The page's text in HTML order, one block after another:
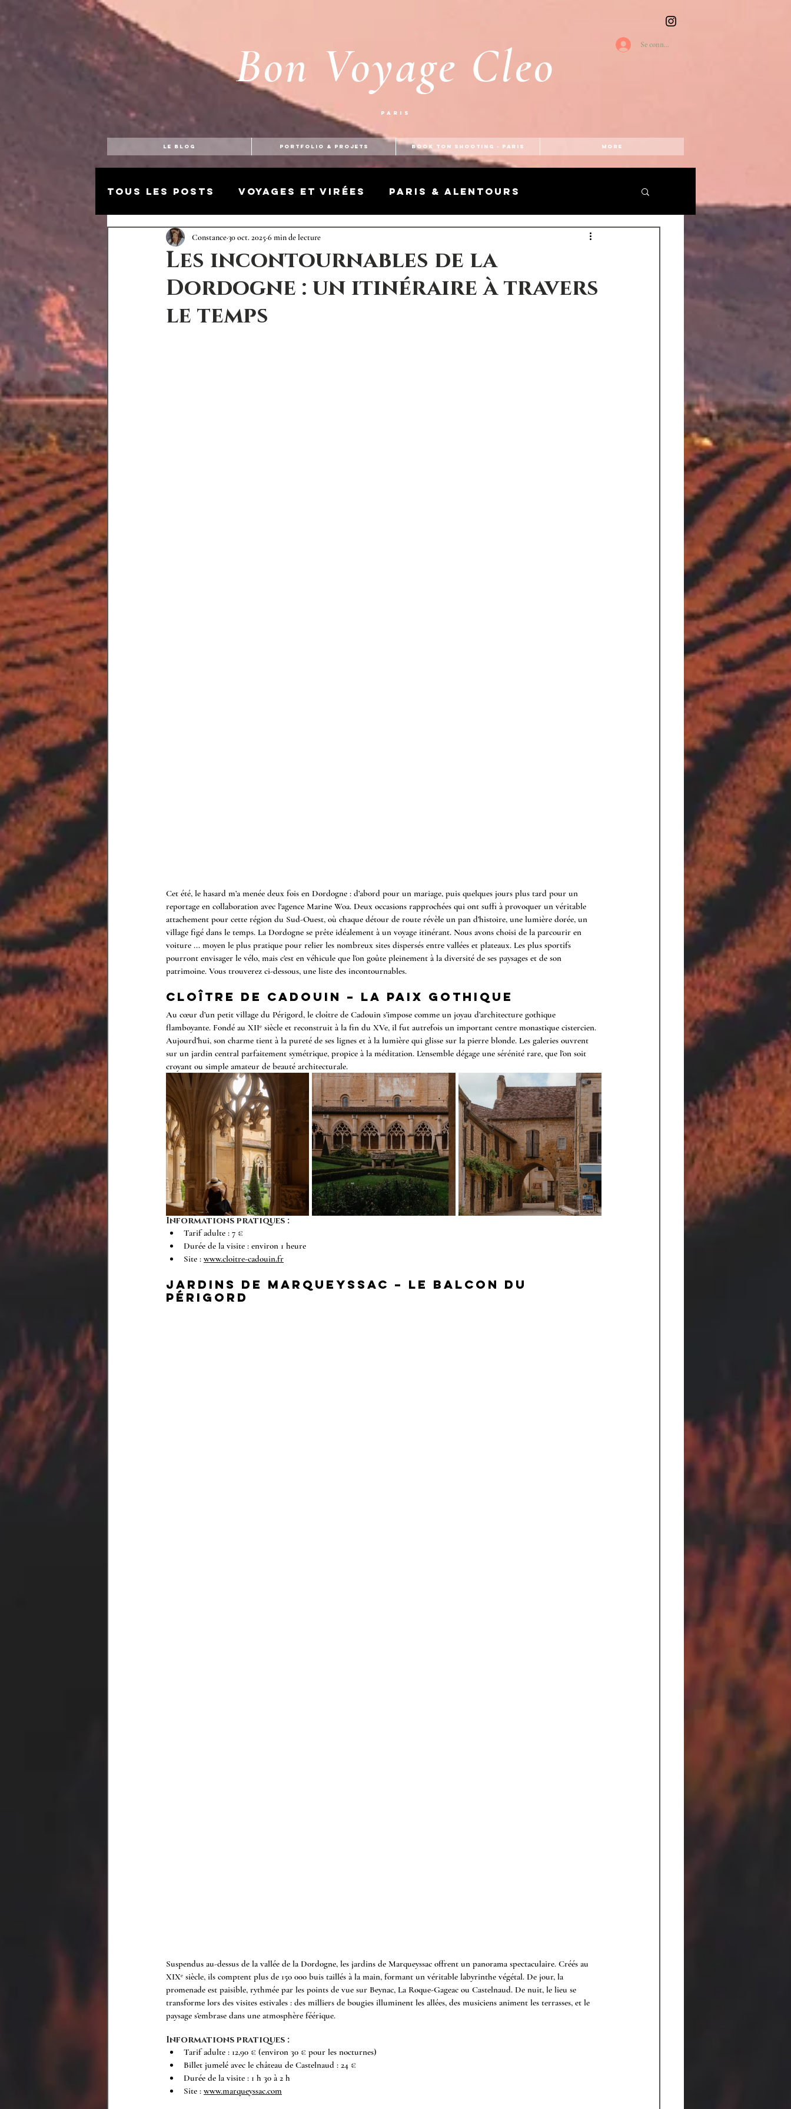
Bon Voyage Cleo Se connecter
Paris
LE BLOG PORTFOLIO & PROJETS BOOK TON SHOOTING - PARIS More
Tous les posts Voyages et virées Paris & alentours
Mode et textile Écrits et discussions
Les incontournables de la
Dordogne : un itinéraire à travers
le temps
Constance30 oct. 2025 6 min de lecture
Cet été, le hasard m’a menée deux fois en Dordogne : d’abord pour un mariage, puis quelques jours plus tard pour un
reportage en collaboration avec l'agence Marine Woa. Deux occasions rapprochées qui ont suffi à provoquer un véritable
attachement pour cette région du Sud-Ouest, où chaque détour de route révèle un pan d’histoire, une lumière dorée, un
village figé dans le temps. La Dordogne se prête idéalement à un voyage itinérant. Nous avons choisi de la parcourir en
voiture ... moyen le plus pratique pour relier les nombreux sites dispersés entre vallées et plateaux. Les plus sportifs
pourront envisager le vélo, mais c’est en véhicule que l’on goûte pleinement à la diversité de ses paysages et de son
patrimoine. Vous trouverez ci-dessous, une liste des incontournables.
Cloître de Cadouin – la paix gothique
Au cœur d’un petit village du Périgord, le cloître de Cadouin s’impose comme un joyau d’architecture gothique
flamboyante. Fondé au XIIᵉ siècle et reconstruit à la fin du XVe, il fut autrefois un important centre monastique cistercien.
Aujourd’hui, son charme tient à la pureté de ses lignes et à la lumière qui glisse sur la pierre blonde. Les galeries ouvrent
sur un jardin central parfaitement symétrique, propice à la méditation. L’ensemble dégage une sérénité rare, que l’on soit
croyant ou simple amateur de beauté architecturale.
Informations pratiques :
Tarif adulte : 7 €
Durée de la visite : environ 1 heure
Site : www.cloitre-cadouin.fr
Jardins de Marqueyssac – le balcon du
Périgord
Suspendus au-dessus de la vallée de la Dordogne, les jardins de Marqueyssac offrent un panorama spectaculaire. Créés au
XIXᵉ siècle, ils comptent plus de 150 000 buis taillés à la main, formant un véritable labyrinthe végétal. De jour, la
promenade est paisible, rythmée par les points de vue sur Beynac, La Roque-Gageac ou Castelnaud. De nuit, le lieu se
transforme lors des visites estivales : des milliers de bougies illuminent les allées, des musiciens animent les terrasses, et le
paysage s’embrase dans une atmosphère féérique.
Informations pratiques :
Tarif adulte : 12,90 € (environ 30 € pour les nocturnes)
Billet jumelé avec le château de Castelnaud : 24 €
Durée de la visite : 1 h 30 à 2 h
Site : www.marqueyssac.com